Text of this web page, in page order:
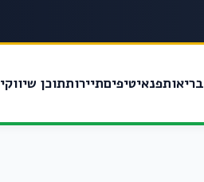
בריאותפנאיטיפיםתיירותתוכן שיווקי